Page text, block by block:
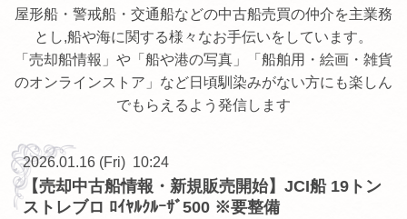
屋形船・警戒船・交通船などの中古船売買の仲介を主業務
とし,船や海に関する様々なお手伝いをしています。
「売却船情報」や「船や港の写真」「船舶用・絵画・雑貨
のオンラインストア」など日頃馴染みがない方にも楽しん
でもらえるよう発信します
2026.01.16 (Fri) 10:24
【売却中古船情報・新規販売開始】JCI船 19トン
ストレブロ ﾛｲﾔﾙｸﾙｰｻﾞ500 ※要整備